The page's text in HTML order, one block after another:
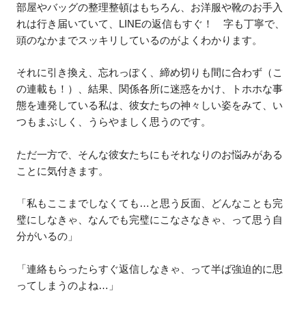
部屋やバッグの整理整頓はもちろん、お洋服や靴のお手入
れは行き届いていて、LINEの返信もすぐ！ 字も丁寧で、
頭のなかまでスッキリしているのがよくわかります。
それに引き換え、忘れっぽく、締め切りも間に合わず（こ
の連載も！）、結果、関係各所に迷惑をかけ、トホホな事
態を連発している私は、彼女たちの神々しい姿をみて、い
つもまぶしく、うらやましく思うのです。
ただ一方で、そんな彼女たちにもそれなりのお悩みがある
ことに気付きます。
「私もここまでしなくても…と思う反面、どんなことも完
璧にしなきゃ、なんでも完璧にこなさなきゃ、って思う自
分がいるの」
「連絡もらったらすぐ返信しなきゃ、って半ば強迫的に思
ってしまうのよね…」